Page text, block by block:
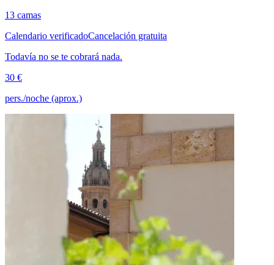
13 camas
Calendario verificadoCancelación gratuita
Todavía no se te cobrará nada.
30 €
pers./noche (aprox.)